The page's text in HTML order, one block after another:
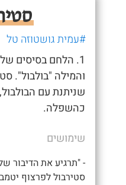
#עמית גושטוזה טל
1. הלחם בסיסים
והמילה "בולבול".
שניתנת עם
כהשפלה.
שימושים
- "תרגיע את הדיבור
סטירבול לפרצוף